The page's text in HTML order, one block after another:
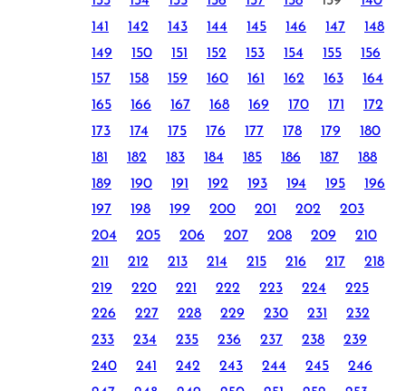
141
142 143 144 145 146 147
148
149
150 151 152 153 154 155
156
157
158 159 160 161 162 163
164
165
166 167 168 169 170 171
172
173
174 175 176 177 178 179
180
181
182 183 184 185 186 187
188
189
190 191 192 193 194 195
196
197
198 199 200 201 202
203
204
205 206 207 208 209
210
211
212 213 214 215 216 217
218
219
220 221 222 223 224
225
226
227 228 229 230 231
232
233
234 235 236 237 238
239
240
241 242 243 244 245
246